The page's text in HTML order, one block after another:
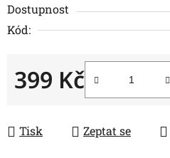
Dostupnost
Kód:
399 Kč
Tisk Zeptat se